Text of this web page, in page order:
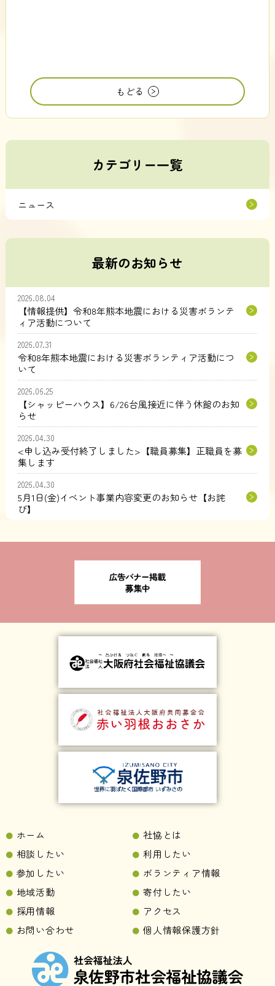
もどる
カテゴリー一覧
ニュース
最新のお知らせ
2026.08.04
【情報提供】令和8年熊本地震における災害ボランテ
ィア活動について
2026.07.31
令和8年熊本地震における災害ボランティア活動につ
いて
2026.06.25
【シャッピーハウス】6/26台風接近に伴う休館のお知
らせ
2026.04.30
<申し込み受付終了しました>【職員募集】正職員を募
集します
2026.04.30
5月1日(金)イベント事業内容変更のお知らせ【お詫
び】
ホーム
社協とは
相談したい
利用したい
参加したい
ボランティア情報
地域活動
寄付したい
採用情報
アクセス
お問い合わせ
個人情報保護方針